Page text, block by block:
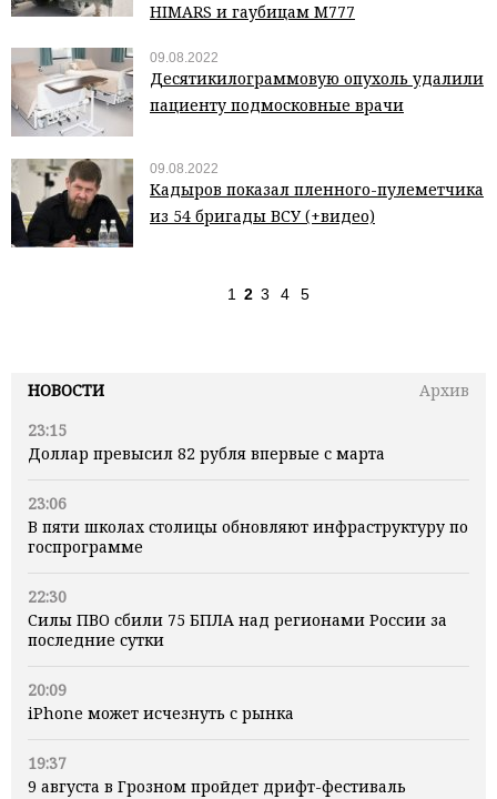
НОВОСТИ
Архив
23:15
Доллар превысил 82 рубля впервые с марта
23:06
В пяти школах столицы обновляют инфраструктуру по
госпрограмме
22:30
Силы ПВО сбили 75 БПЛА над регионами России за
последние сутки
20:09
iPhone может исчезнуть с рынка
19:37
9 августа в Грозном пройдет дрифт-фестиваль
HIMARS и гаубицам М777
09.08.2022
Десятикилограммовую опухоль удалили
пациенту подмосковные врачи
09.08.2022
Кадыров показал пленного-пулеметчика
из 54 бригады ВСУ (+видео)
1 2 3 4 5